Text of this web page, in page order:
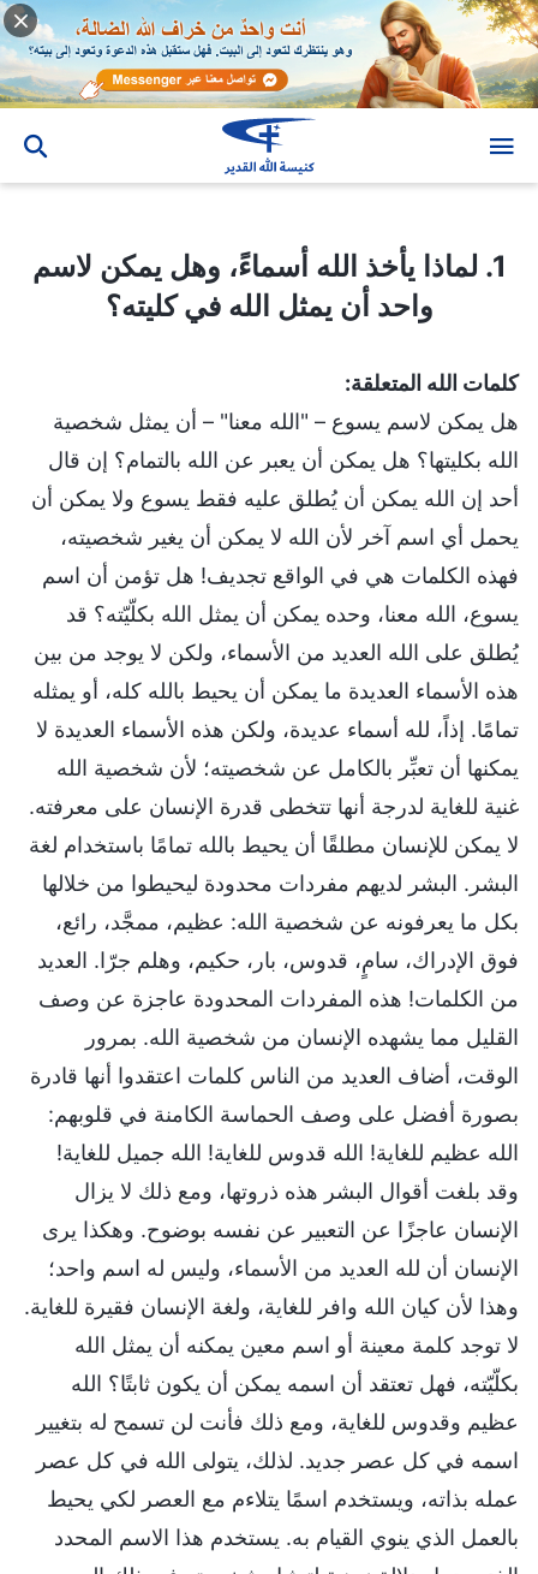
1. لماذا يأخذ الله أسماءً، وهل يمكن لاسم
واحد أن يمثل الله في كليته؟
كلمات الله المتعلقة:
هل يمكن لاسم يسوع – "الله معنا" – أن يمثل شخصية
الله بكليتها؟ هل يمكن أن يعبر عن الله بالتمام؟ إن قال
أحد إن الله يمكن أن يُطلق عليه فقط يسوع ولا يمكن أن
يحمل أي اسم آخر لأن الله لا يمكن أن يغير شخصيته،
فهذه الكلمات هي في الواقع تجديف! هل تؤمن أن اسم
يسوع، الله معنا، وحده يمكن أن يمثل الله بكلّيّته؟ قد
يُطلق على الله العديد من الأسماء، ولكن لا يوجد من بين
هذه الأسماء العديدة ما يمكن أن يحيط بالله كله، أو يمثله
تمامًا. إذاً، لله أسماء عديدة، ولكن هذه الأسماء العديدة لا
يمكنها أن تعبِّر بالكامل عن شخصيته؛ لأن شخصية الله
غنية للغاية لدرجة أنها تتخطى قدرة الإنسان على معرفته.
لا يمكن للإنسان مطلقًا أن يحيط بالله تمامًا باستخدام لغة
البشر. البشر لديهم مفردات محدودة ليحيطوا من خلالها
بكل ما يعرفونه عن شخصية الله: عظيم، ممجَّد، رائع،
فوق الإدراك، سامٍ، قدوس، بار، حكيم، وهلم جرّا. العديد
من الكلمات! هذه المفردات المحدودة عاجزة عن وصف
القليل مما يشهده الإنسان من شخصية الله. بمرور
الوقت، أضاف العديد من الناس كلمات اعتقدوا أنها قادرة
بصورة أفضل على وصف الحماسة الكامنة في قلوبهم:
الله عظيم للغاية! الله قدوس للغاية! الله جميل للغاية!
وقد بلغت أقوال البشر هذه ذروتها، ومع ذلك لا يزال
الإنسان عاجزًا عن التعبير عن نفسه بوضوح. وهكذا يرى
الإنسان أن لله العديد من الأسماء، وليس له اسم واحد؛
وهذا لأن كيان الله وافر للغاية، ولغة الإنسان فقيرة للغاية.
لا توجد كلمة معينة أو اسم معين يمكنه أن يمثل الله
بكلّيّته، فهل تعتقد أن اسمه يمكن أن يكون ثابتًا؟ الله
عظيم وقدوس للغاية، ومع ذلك فأنت لن تسمح له بتغيير
اسمه في كل عصر جديد. لذلك، يتولى الله في كل عصر
عمله بذاته، ويستخدم اسمًا يتلاءم مع العصر لكي يحيط
بالعمل الذي ينوي القيام به. يستخدم هذا الاسم المحدد